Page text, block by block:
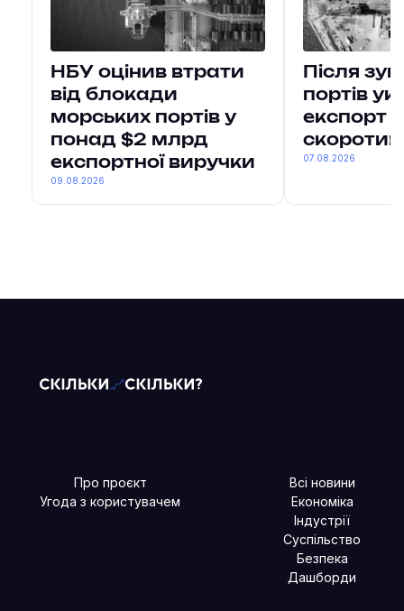
НБУ оцінив втрати
від блокади
морських портів у
понад $2 млрд
експортної виручки
09.08.2026
Після
портів
експорт
07.08.2026
Про проєкт
Угода з користувачем
Всі новини
Економіка
Індустрії
Суспільство
Безпека
Дашборди